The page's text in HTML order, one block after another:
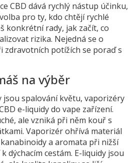
CBD dává rychlý nástup účinku,
pro ty, kdo chtějí rychlé
konkrétní rady, jak začít, co
rizika. Nejedná se o
potížích se poraď s
na výběr
jsou spalování květu, vaporizéry
e-liquidy do vape zařízení.
ale vzniká při něm kouř s
Vaporizér ohřívá materiál
a aromata při nižší
dýchacím cestám. E-liquidy jsou